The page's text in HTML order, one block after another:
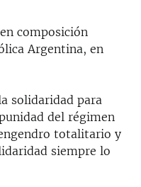
composición
Argentina, en
solidaridad para
del régimen
totalitario y
siempre lo